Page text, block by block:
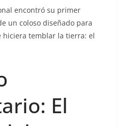
encontró su primer
un coloso diseñado para
hiciera temblar la tierra: el
El